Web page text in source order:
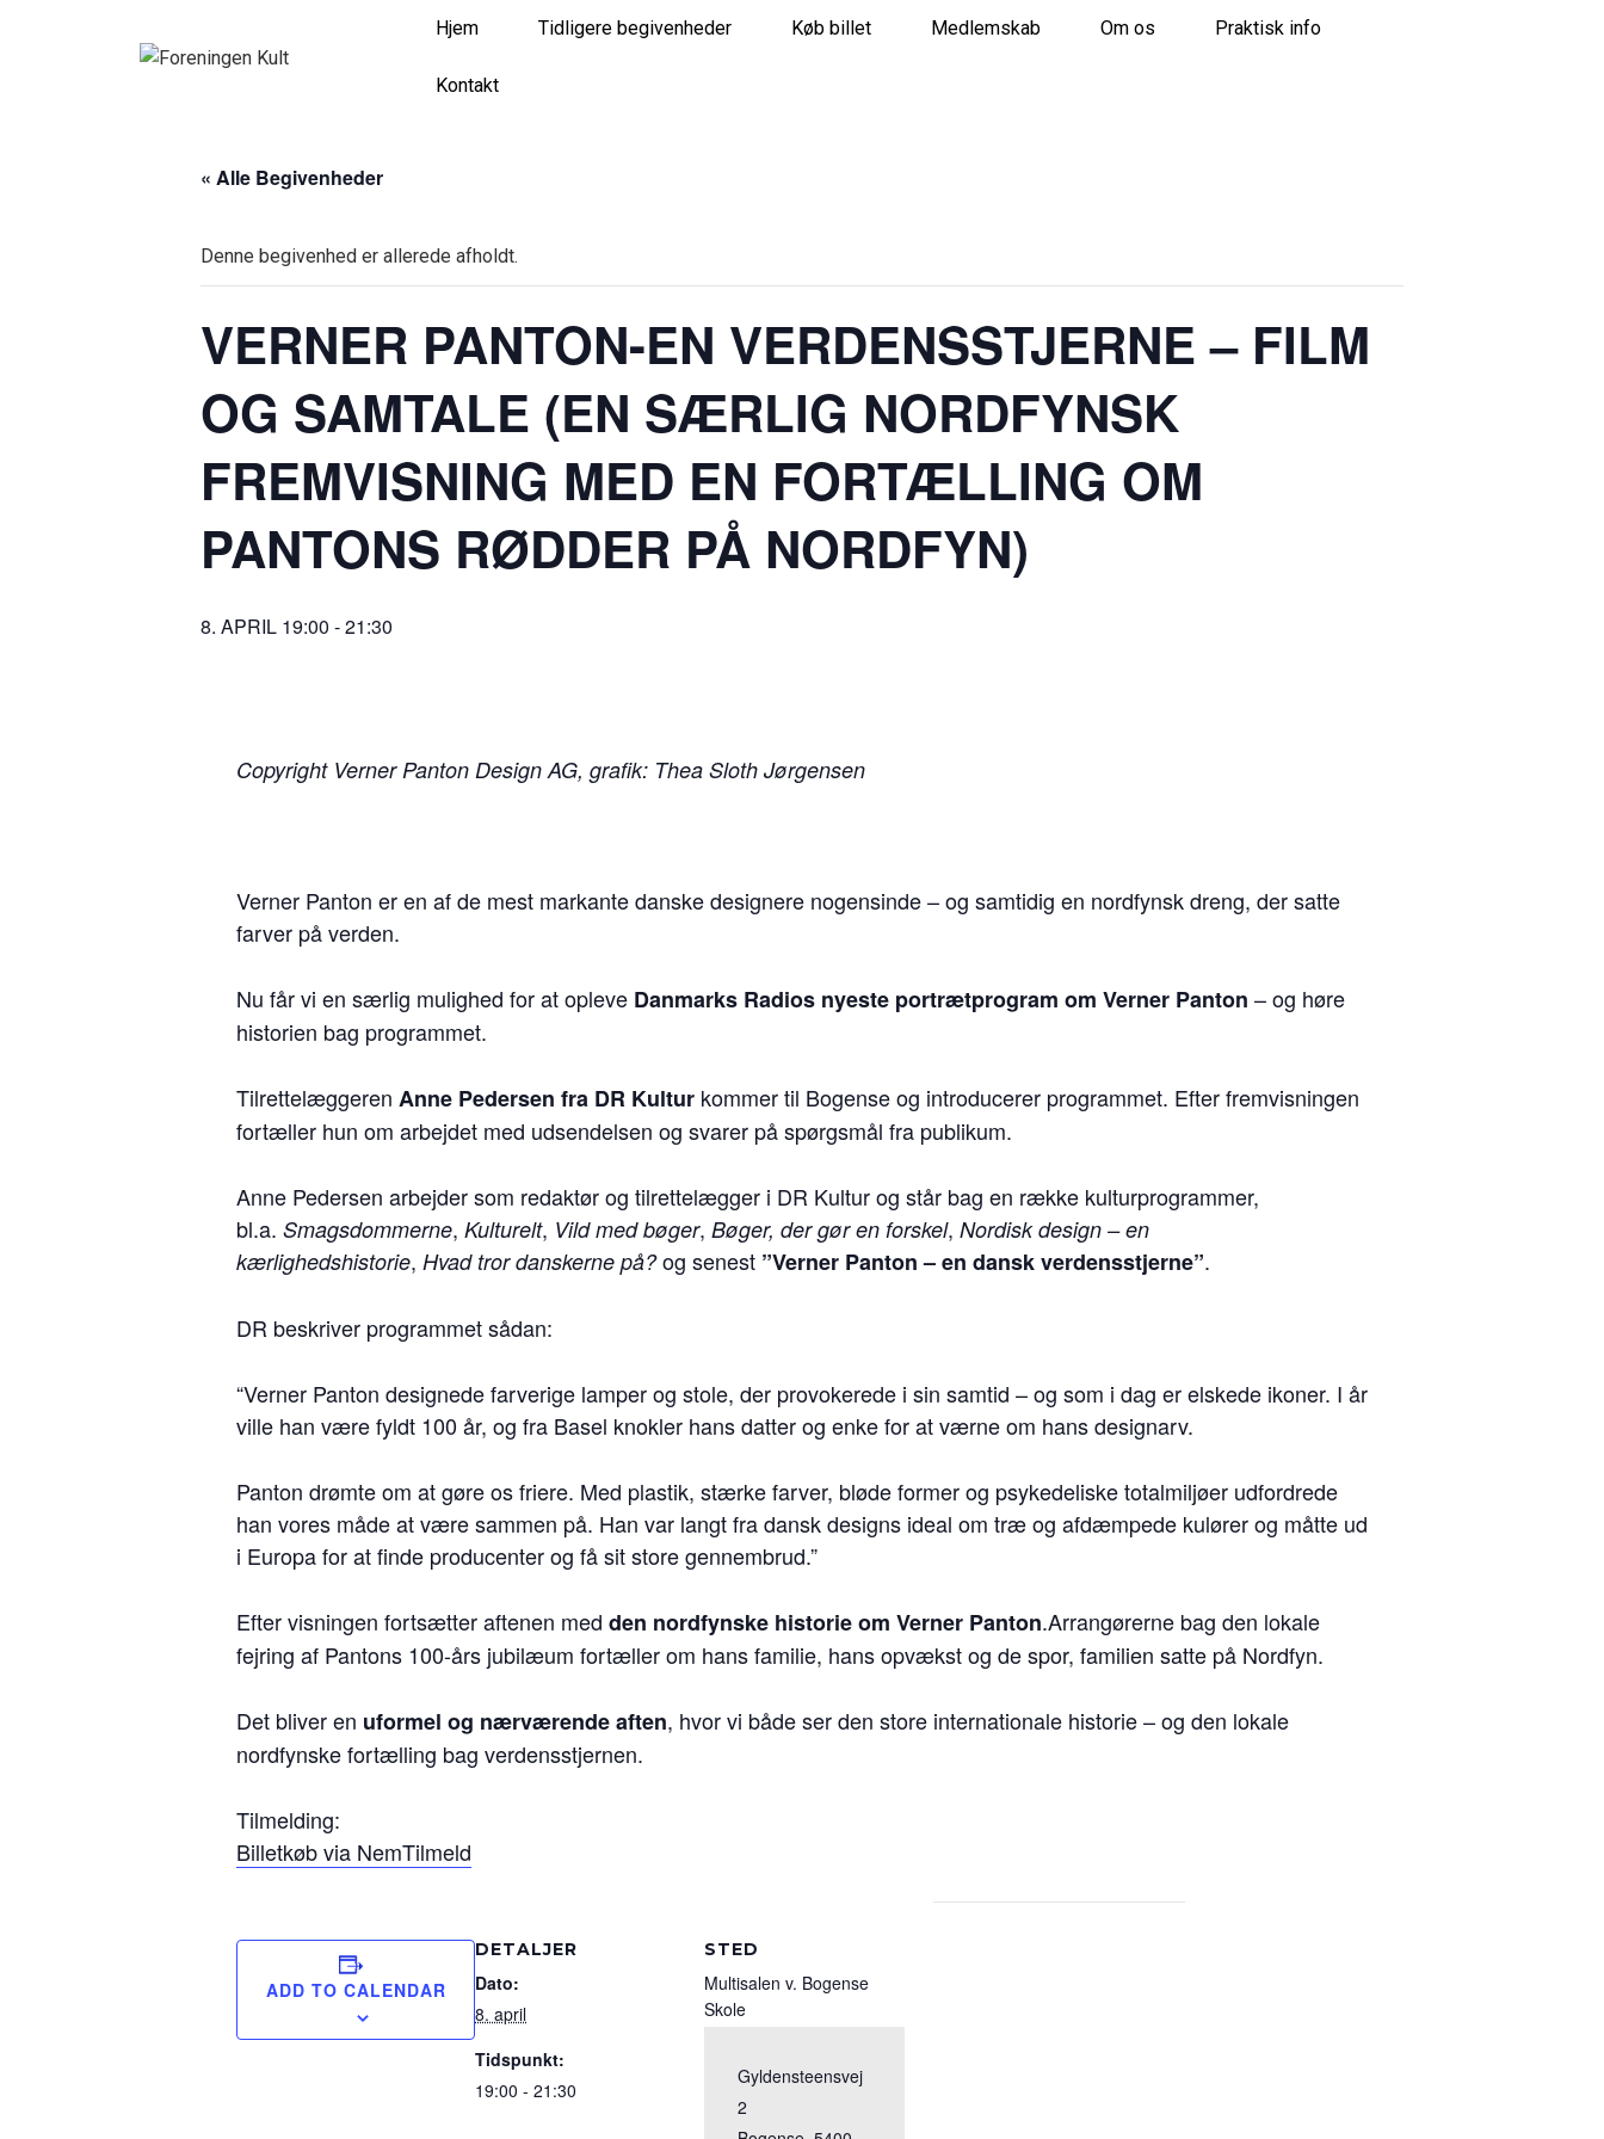
MAIN
NAVIGATION
Hjem Tidligere begivenheder Køb billet Medlemskab Om os Praktisk info
Kontakt
« Alle Begivenheder
Denne begivenhed er allerede afholdt.
VERNER PANTON-EN VERDENSSTJERNE – FILM
OG SAMTALE (EN SÆRLIG NORDFYNSK
FREMVISNING MED EN FORTÆLLING OM
PANTONS RØDDER PÅ NORDFYN)
8. APRIL 19:00 -21:30
Copyright Verner Panton Design AG, grafik: Thea Sloth Jørgensen
Verner Panton er en af de mest markante danske designere nogensinde – og samtidig en nordfynsk dreng, der satte
farver på verden.
Nu får vi en særlig mulighed for at opleve Danmarks Radios nyeste portrætprogram om Verner Panton – og høre
historien bag programmet.
Tilrettelæggeren Anne Pedersen fra DR Kultur kommer til Bogense og introducerer programmet. Efter fremvisningen
fortæller hun om arbejdet med udsendelsen og svarer på spørgsmål fra publikum.
Anne Pedersen arbejder som redaktør og tilrettelægger i DR Kultur og står bag en række kulturprogrammer,
bl.a. Smagsdommerne, Kulturelt, Vild med bøger, Bøger, der gør en forskel, Nordisk design – en
kærlighedshistorie, Hvad tror danskerne på?og senest ”Verner Panton – en dansk verdensstjerne”.
DR beskriver programmet sådan:
“Verner Panton designede farverige lamper og stole, der provokerede i sin samtid – og som i dag er elskede ikoner. I år
ville han være fyldt 100 år, og fra Basel knokler hans datter og enke for at værne om hans designarv.
Panton drømte om at gøre os friere. Med plastik, stærke farver, bløde former og psykedeliske totalmiljøer udfordrede
han vores måde at være sammen på. Han var langt fra dansk designs ideal om træ og afdæmpede kulører og måtte ud
i Europa for at finde producenter og få sit store gennembrud.”
Efter visningen fortsætter aftenen med den nordfynske historie om Verner Panton.Arrangørerne bag den lokale
fejring af Pantons 100-års jubilæum fortæller om hans familie, hans opvækst og de spor, familien satte på Nordfyn.
Det bliver en uformel og nærværende aften, hvor vi både ser den store internationale historie – og den lokale
nordfynske fortælling bag verdensstjernen.
Tilmelding:
Billetkøb via NemTilmeld
ADD TO CALENDAR
DETALJER
Dato:
8. april
Tidspunkt:
19:00 - 21:30
STED
Multisalen v. Bogense
Skole
Gyldensteensvej
2